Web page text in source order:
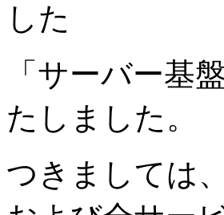
した
「サーバー基
たしました。
つきましては